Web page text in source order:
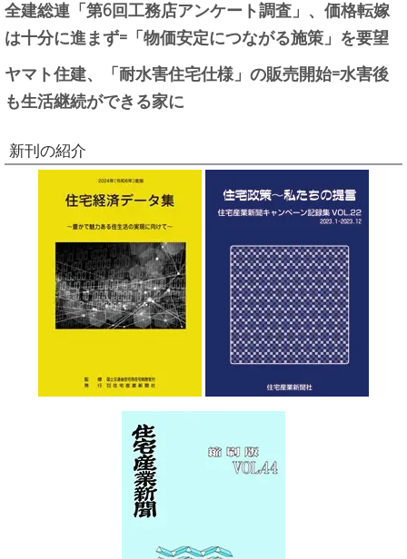
全建総連「第6回工務店アンケート調査」、価格転嫁
は十分に進まず=「物価安定につながる施策」を要望
ヤマト住建、「耐水害住宅仕様」の販売開始=水害後
も生活継続ができる家に
新刊の紹介